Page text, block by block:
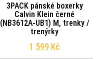
3PACK pánské boxerky
Calvin Klein černé
(NB3612A-UB1) M, trenky /
trenýrky
1 599 Kč